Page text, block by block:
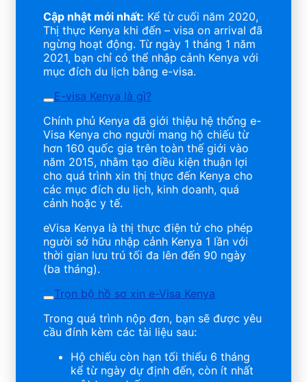
Cập nhật mới nhất: Kể từ cuối năm 2020,
Thị thực Kenya khi đến – visa on arrival đã
ngừng hoạt động. Từ ngày 1 tháng 1 năm
2021, bạn chỉ có thể nhập cảnh Kenya với
mục đích du lịch bằng e-visa.
E-visa Kenya là gì?
Chính phủ Kenya đã giới thiệu hệ thống e-
Visa Kenya cho người mang hộ chiếu từ
hơn 160 quốc gia trên toàn thế giới vào
năm 2015, nhằm tạo điều kiện thuận lợi
cho quá trình xin thị thực đến Kenya cho
các mục đích du lịch, kinh doanh, quá
cảnh hoặc y tế.
eVisa Kenya là thị thực điện tử cho phép
người sở hữu nhập cảnh Kenya 1 lần với
thời gian lưu trú tối đa lên đến 90 ngày
(ba tháng).
Trọn bộ hồ sơ xin e-Visa Kenya
Trong quá trình nộp đơn, bạn sẽ được yêu
cầu đính kèm các tài liệu sau:
Hộ chiếu còn hạn tối thiểu 6 tháng
kể từ ngày dự định đến, còn ít nhất